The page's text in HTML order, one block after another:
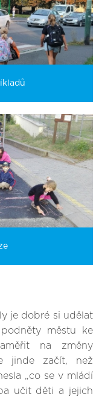
je dobré si udělat
městu ke
na změny
jinde začít, než
„co se v mládí
učit děti a jejich